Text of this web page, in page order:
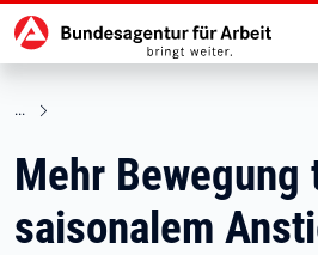
zu den Hauptinhalten springen
Hauptnavigation
Mehr Bewegung
saisonalem